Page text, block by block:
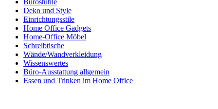
Bürostühle
Deko und Style
Einrichtungsstile
Home Office Gadgets
Home-Office Möbel
Schreibtische
Wände/Wandverkleidung
Wissenswertes
Büro-Ausstattung allgemein
Essen und Trinken im Home Office